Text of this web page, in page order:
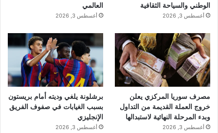
الوطني والسياحة الثقافية
أغسطس 3, 2026
العالمي
أغسطس 3, 2026
مصرف سوريا المركزي يعلن
خروج العملة القديمة من التداول
وبدء المرحلة النهائية لاستبدالها
أغسطس 3, 2026
برشلونة يلغي وديته أمام بريستون
بسبب الغيابات في صفوف الفريق
الإنجليزي
أغسطس 3, 2026